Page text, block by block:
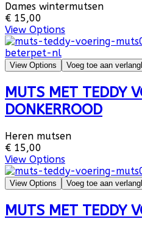
Dames wintermutsen
€ 15,00
View Options
View Options Voeg toe aan
MUTS MET TEDDY
DONKERROOD
Heren mutsen
€ 15,00
View Options
View Options Voeg toe aan
MUTS MET TEDDY